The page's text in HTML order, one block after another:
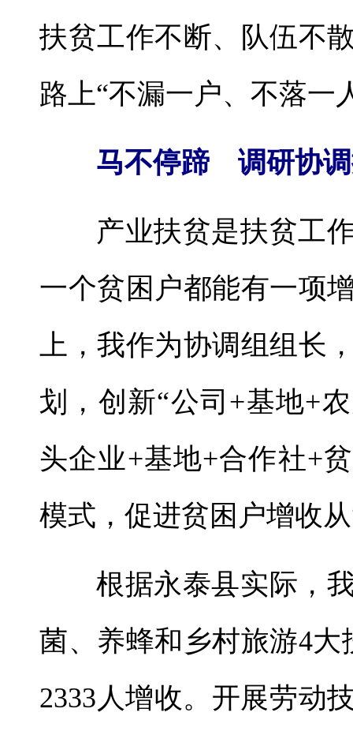
扶贫工作不断、队伍不
路上“不漏一户、不落一
马不停蹄 调研协
产业扶贫是扶贫工
一个贫困户都能有一项
上，我作为协调组组长
划，创新“公司+基地+
头企业+基地+合作社+
模式，促进贫困户增收
根据永泰县实际，
菌、养蜂和乡村旅游4
2333人增收。开展劳动